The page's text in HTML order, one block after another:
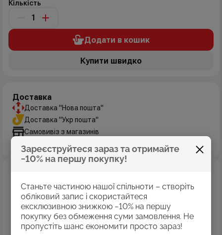
Зареєструйтеся зараз та отримайте
−10% на першу покупку!
Станьте частиною нашої спільноти – створіть
обліковий запис і скористайтеся
ексклюзивною знижкою −10% на першу
покупку без обмеження суми замовлення. Не
пропустіть шанс економити просто зараз!
Кількість
Додати в кошик
Купити швидко
Доставка
Доставка "Нова пошта"
Доставка "Укр пошта"
Самовивіз з магазинів
Оплата картками Visa
MasterCard
Оплата коштами програми «Пакунок школяра»
Накладений платіж
Безготівковий розрахунок